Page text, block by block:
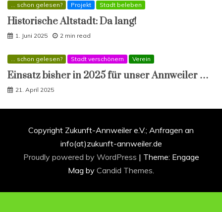
... schon gelesen? Projekt Stadt beleben
Historische Altstadt: Da lang!
1. Juni 2025 2 min read
... schon gelesen? Stadt verschönern Verein
Einsatz bisher in 2025 für unser Annweiler …
21. April 2025
Copyright Zukunft-Annweiler e.V.; Anfragen an
info(at)zukunft-annweiler.de
Proudly powered by WordPress | Theme: Engage
Mag by Candid Themes